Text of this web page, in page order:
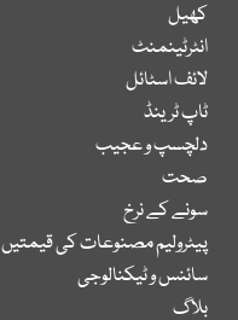
کھیل
انٹرٹینمنٹ
لائف اسٹائل
ٹاپ ٹرینڈ
دلچسپ و عجیب
صحت
سونے کے نرخ
پیٹرولیم مصنوعات کی قیمتیں
سائنس و ٹیکنالوجی
بلاگ